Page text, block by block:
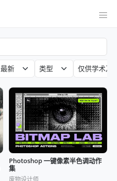
最新 类型 仅供学术及
Photoshop 一键像素半色调动作
集
废物设计师